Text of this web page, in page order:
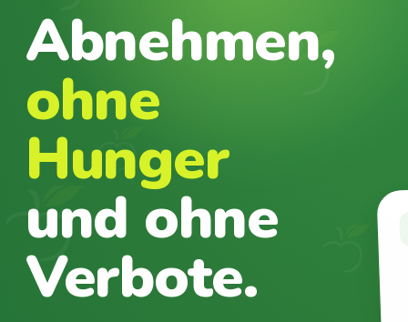
Abnehmen,
ohne
Hunger
und ohne
Verbote.